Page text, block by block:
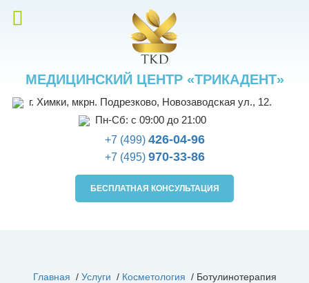
МЕДИЦИНСКИЙ ЦЕНТР «ТРИКАДЕНТ»
г. Химки, мкрн. Подрезково, Новозаводская ул., 12.
Пн-Сб: с 09:00 до 21:00
+7 (499) 426-04-96
+7 (495) 970-33-86
БЕСПЛАТНАЯ КОНСУЛЬТАЦИЯ
Главная / Услуги / Косметология / Ботулинотерапия